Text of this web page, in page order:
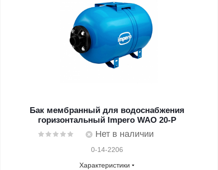
Бак мембранный для водоснабжения
горизонтальный Impero WAO 20-P
Нет в наличии
0-14-2206
Характеристики